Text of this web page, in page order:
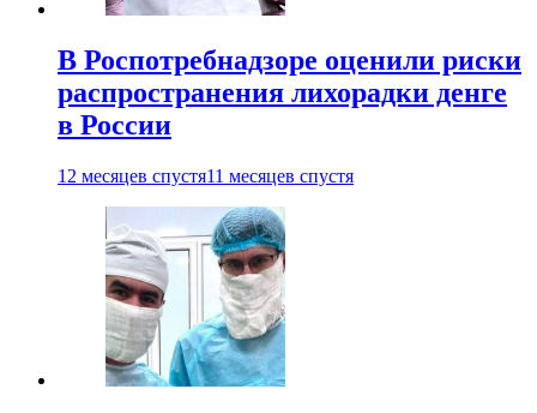
В Роспотребнадзоре оценили риски
распространения лихорадки денге
в России
12 месяцев спустя11 месяцев спустя